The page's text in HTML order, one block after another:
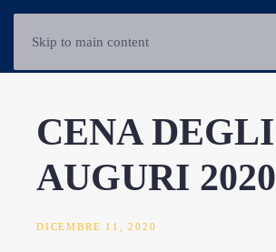
Skip to main content
CENA DEGLI
AUGURI 2020
DICEMBRE 11, 2020